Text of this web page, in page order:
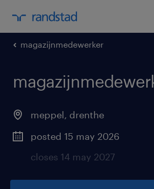
magazijnmedewerker
meppel, drenthe
posted 15 may 2026
closes 14 may 2027